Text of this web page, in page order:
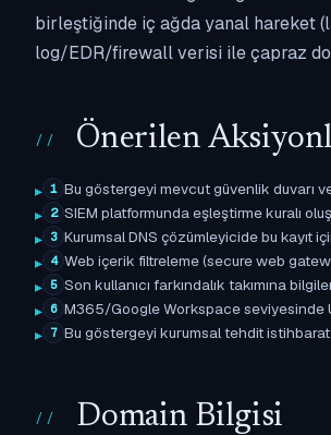
birleştiğinde iç ağda yanal hareket
log/EDR/firewall verisi ile çapraz
Önerilen
1 Bu göstergeyi mevcut güvenlik duvarı
2 SIEM platformunda eşleştirme kuralı
3 Kurumsal DNS çözümleyicide bu kayıt
4 Web içerik filtreleme (secure web
5 Son kullanıcı farkındalık takımına
6 M365/Google Workspace seviyesinde
7 Bu göstergeyi kurumsal tehdit
Domain Bilgisi